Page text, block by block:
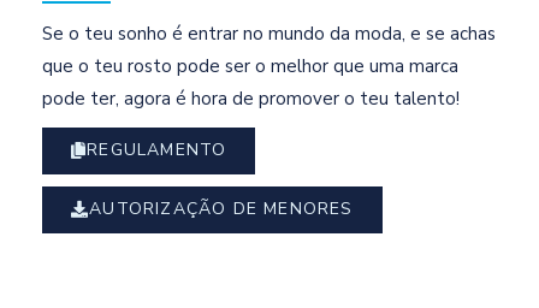
Se o teu sonho é entrar no mundo da moda, e se achas
que o teu rosto pode ser o melhor que uma marca
pode ter, agora é hora de promover o teu talento!
REGULAMENTO
AUTORIZAÇÃO DE MENORES